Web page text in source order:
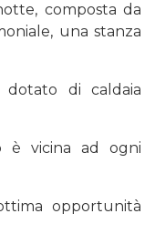
composta da
una stanza
dotato di caldaia
è vicina ad ogni
opportunità